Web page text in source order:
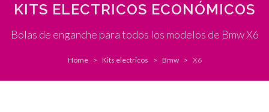
KITS ELECTRICOS ECONÓMICOS
Bolas de enganche para todos los modelos de Bmw X6
Home Kits electricos Bmw X6